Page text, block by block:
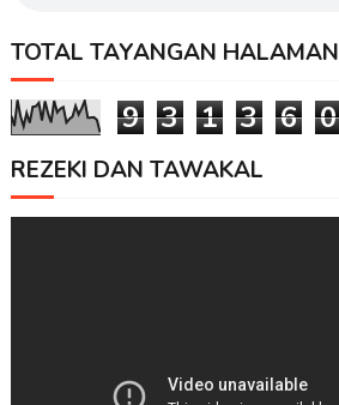
TOTAL TAYANGAN HALAMAN
9 3 1 3 6 0
REZEKI DAN TAWAKAL